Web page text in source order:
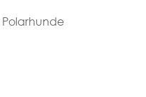
Polarhunde